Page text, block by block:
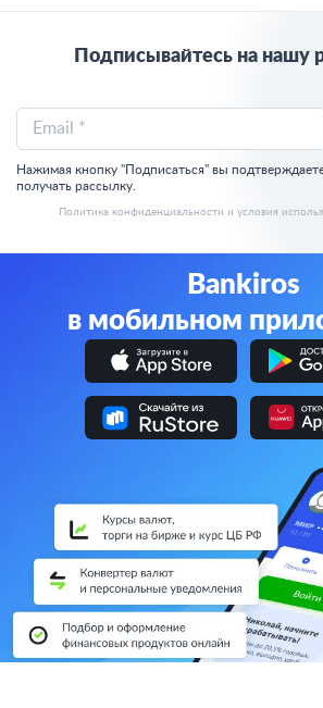
Подписывайтесь на нашу
Email *
Нажимая кнопку "Подписаться" вы
получать рассылку.
Политика конфиденциальности и условия
Bankiros
в мобильном